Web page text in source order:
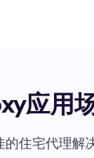
应用
的住宅代理解